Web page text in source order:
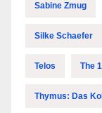
Sabine Zmug
Silke Schaefer
Telos The
Thymus: Das